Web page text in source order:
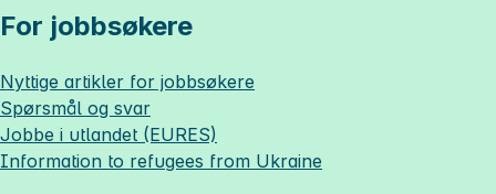
For jobbsøkere
Nyttige artikler for jobbsøkere
Spørsmål og svar
Jobbe i utlandet (EURES)
Information to refugees from Ukraine